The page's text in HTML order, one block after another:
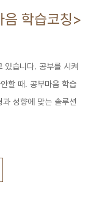
음 학습코칭>
있습니다. 공부를 시켜
할 때. 공부마음 학습
성향에 맞는 솔루션